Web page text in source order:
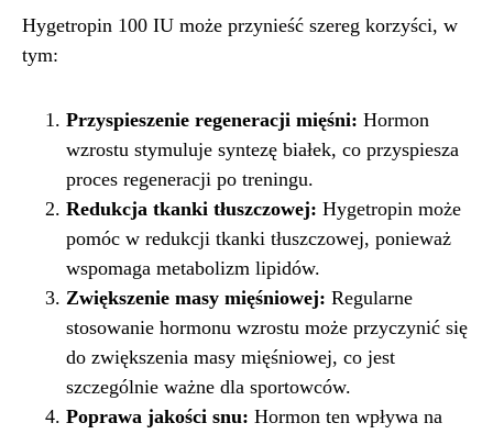
Hygetropin 100 IU może przynieść szereg korzyści, w
tym:
Przyspieszenie regeneracji mięśni: Hormon
wzrostu stymuluje syntezę białek, co przyspiesza
proces regeneracji po treningu.
Redukcja tkanki tłuszczowej: Hygetropin może
pomóc w redukcji tkanki tłuszczowej, ponieważ
wspomaga metabolizm lipidów.
Zwiększenie masy mięśniowej: Regularne
stosowanie hormonu wzrostu może przyczynić się
do zwiększenia masy mięśniowej, co jest
szczególnie ważne dla sportowców.
Poprawa jakości snu: Hormon ten wpływa na